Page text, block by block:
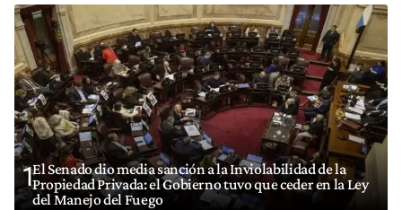
1El Senado dio media sanción a la Inviolabilidad de la
Propiedad Privada: el Gobierno tuvo que ceder en la Ley
del Manejo del Fuego